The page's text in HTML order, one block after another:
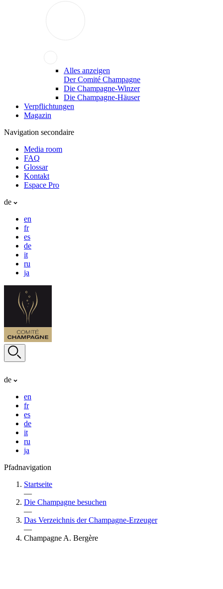
Alles anzeigen
Der Comité Champagne
Die Champagne-Winzer
Die Champagne-Häuser
Verpflichtungen
Magazin
Navigation secondaire
Media room
FAQ
Glossar
Kontakt
Espace Pro
de
en
fr
es
de
it
ru
ja
de
en
fr
es
de
it
ru
ja
Pfadnavigation
Startseite
—
Die Champagne besuchen
—
Das Verzeichnis der Champagne-Erzeuger
—
Champagne A. Bergère